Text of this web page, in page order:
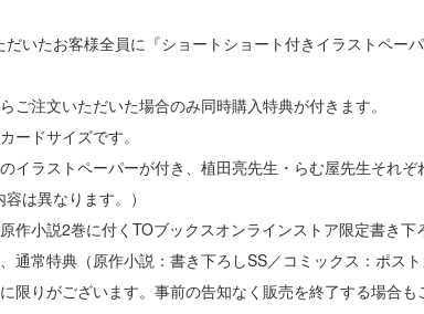
だいたお客様全員に『ショートショート付きイラストペー
ご注文いただいた場合のみ同時購入特典が付きます。
ードサイズです。
イラストペーパーが付き、植田亮先生・らむ屋先生それ
は異なります。）
作小説2巻に付くTOブックスオンラインストア限定書き下
通常特典（原作小説：書き下ろしSS／コミックス：ポスト
限りがございます。事前の告知なく販売を終了する場合も